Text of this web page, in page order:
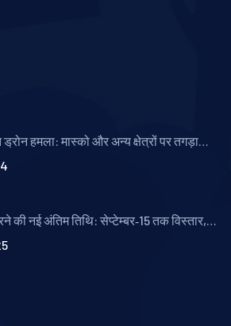
हमला: मास्को और अन्य क्षेत्रों पर तगड़ा
की नई अंतिम तिथि: सेप्टेम्बर‑15 तक विस्तार,